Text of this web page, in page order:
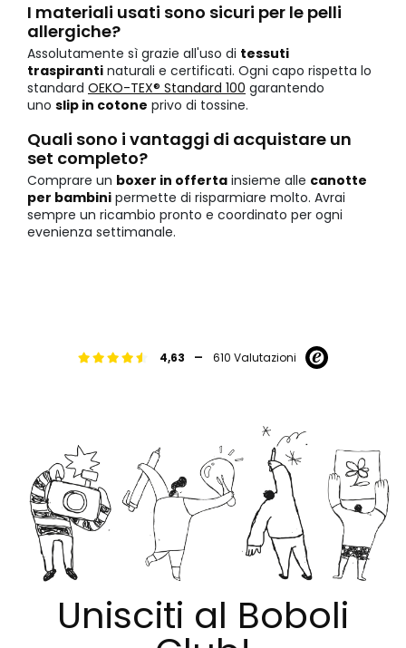
I materiali usati sono sicuri per le pelli
allergiche?
Assolutamente sì grazie all'uso di tessuti
traspiranti naturali e certificati. Ogni capo rispetta lo
standard OEKO-TEX® Standard 100 garantendo
uno slip in cotone privo di tossine.
Quali sono i vantaggi di acquistare un
set completo?
Comprare un boxer in offerta insieme alle canotte
per bambini permette di risparmiare molto. Avrai
sempre un ricambio pronto e coordinato per ogni
evenienza settimanale.
4,63 - 610 Valutazioni
Unisciti al Boboli